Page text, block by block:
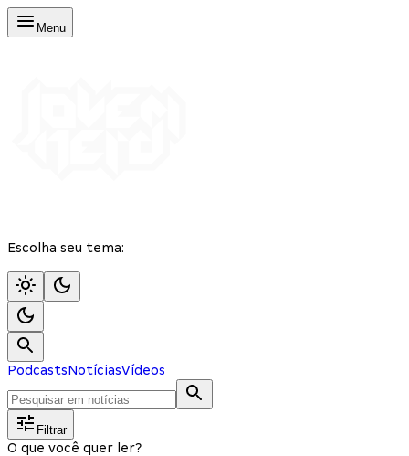
Menu
Escolha seu tema:
PodcastsNotíciasVídeos
Filtrar
O que você quer ler?